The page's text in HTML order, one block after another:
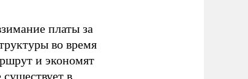
платы за
во время
и экономят
в